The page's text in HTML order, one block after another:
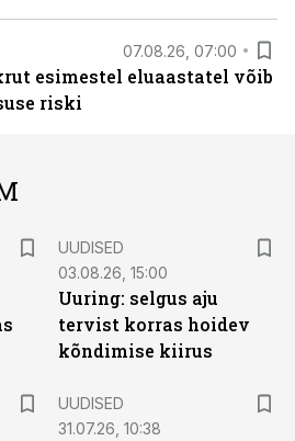
07.08.26, 07:00
esimestel eluaastatel võib
riski
UUDISED
03.08.26, 15:00
Uuring: selgus aju
tervist korras hoidev
kõndimise kiirus
UUDISED
31.07.26, 10:38